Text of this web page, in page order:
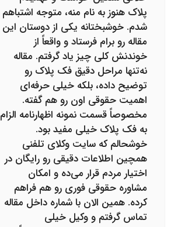
پلاک هنوز به نام منه، متوجه اشتباهم
شدم. خوشبختانه یکی از دوستان این
مقاله رو برام فرستاد و واقعاً از
خوندنش کلی چیز یاد گرفتم. مقاله
نه‌تنها مراحل دقیق فک پلاک رو
توضیح داده، بلکه خیلی حرفه‌ای
اهمیت حقوقی اون رو هم گفته.
مخصوصاً قسمت نمونه اظهارنامه الزام
به فک پلاک خیلی مفید بود.
خوشحالم که سایت وکلای تلفنی
همچین اطلاعات دقیقی رو رایگان در
اختیار مردم قرار می‌ده و امکان
مشاوره حقوقی فوری رو هم فراهم
کرده. همین الان با شماره داخل مقاله
تماس گرفتم و وکیل خیلی